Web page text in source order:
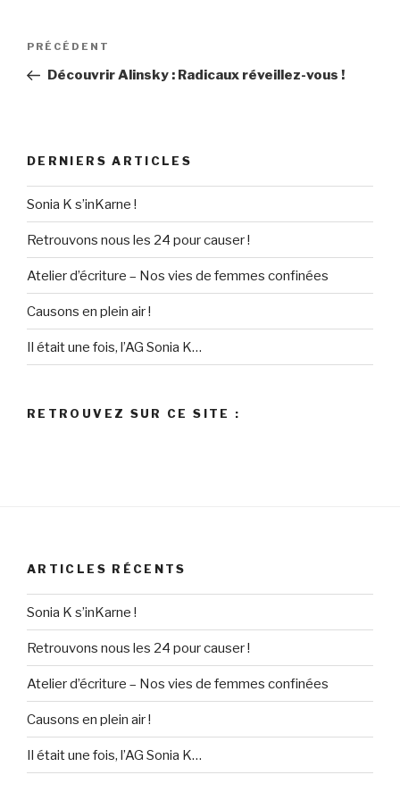
Navigation
l’article
Article
précédent
PRÉCÉDENT
Découvrir Alinsky : Radicaux réveillez-vous !
DERNIERS ARTICLES
Sonia K s’inKarne !
Retrouvons nous les 24 pour causer !
Atelier d’écriture – Nos vies de femmes confinées
Causons en plein air !
Il était une fois, l’AG Sonia K…
RETROUVEZ SUR CE SITE :
ARTICLES RÉCENTS
Sonia K s’inKarne !
Retrouvons nous les 24 pour causer !
Atelier d’écriture – Nos vies de femmes confinées
Causons en plein air !
Il était une fois, l’AG Sonia K…